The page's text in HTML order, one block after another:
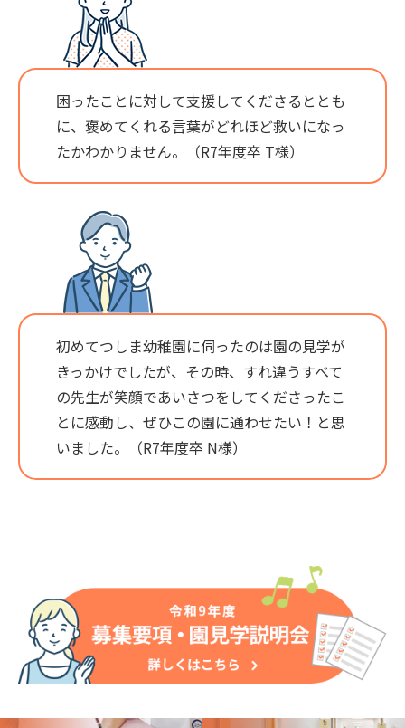
困ったことに対して支援してくださるととも
に、褒めてくれる言葉がどれほど救いになっ
たかわかりません。（R7年度卒 T様）
初めてつしま幼稚園に伺ったのは園の見学が
きっかけでしたが、その時、すれ違うすべて
の先生が笑顔であいさつをしてくださったこ
とに感動し、ぜひこの園に通わせたい！と思
いました。（R7年度卒 N様）